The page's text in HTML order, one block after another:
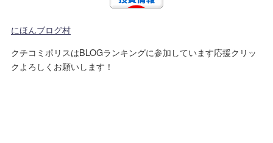
にほんブログ村
クチコミポリスはBLOGランキングに参加しています応援クリッ
クよろしくお願いします！